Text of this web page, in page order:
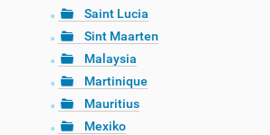
Saint Lucia
Sint Maarten
Malaysia
Martinique
Mauritius
Mexiko